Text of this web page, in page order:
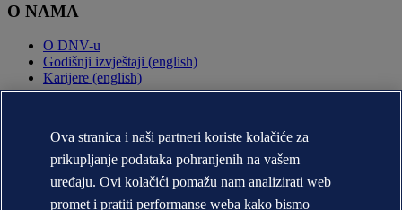
O NAMA
O DNV-u
Godišnji izvještaji (english)
Karijere (english)
Pronađite ured
Kontakt za medije
Ova stranica i naši partneri koriste kolačiće za
prikupljanje podataka pohranjenih na vašem
uređaju. Ovi kolačići pomažu nam analizirati web
promet i pratiti performanse weba kako bismo